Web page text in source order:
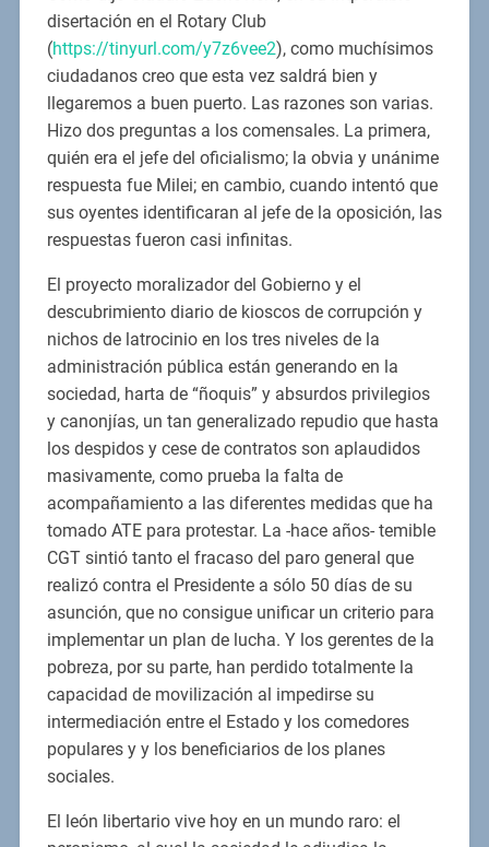
disertación en el Rotary Club
(https://tinyurl.com/y7z6vee2), como muchísimos
ciudadanos creo que esta vez saldrá bien y
llegaremos a buen puerto. Las razones son varias.
Hizo dos preguntas a los comensales. La primera,
quién era el jefe del oficialismo; la obvia y unánime
respuesta fue Milei; en cambio, cuando intentó que
sus oyentes identificaran al jefe de la oposición, las
respuestas fueron casi infinitas.
El proyecto moralizador del Gobierno y el
descubrimiento diario de kioscos de corrupción y
nichos de latrocinio en los tres niveles de la
administración pública están generando en la
sociedad, harta de “ñoquis” y absurdos privilegios
y canonjías, un tan generalizado repudio que hasta
los despidos y cese de contratos son aplaudidos
masivamente, como prueba la falta de
acompañamiento a las diferentes medidas que ha
tomado ATE para protestar. La -hace años- temible
CGT sintió tanto el fracaso del paro general que
realizó contra el Presidente a sólo 50 días de su
asunción, que no consigue unificar un criterio para
implementar un plan de lucha. Y los gerentes de la
pobreza, por su parte, han perdido totalmente la
capacidad de movilización al impedirse su
intermediación entre el Estado y los comedores
populares y y los beneficiarios de los planes
sociales.
El león libertario vive hoy en un mundo raro: el